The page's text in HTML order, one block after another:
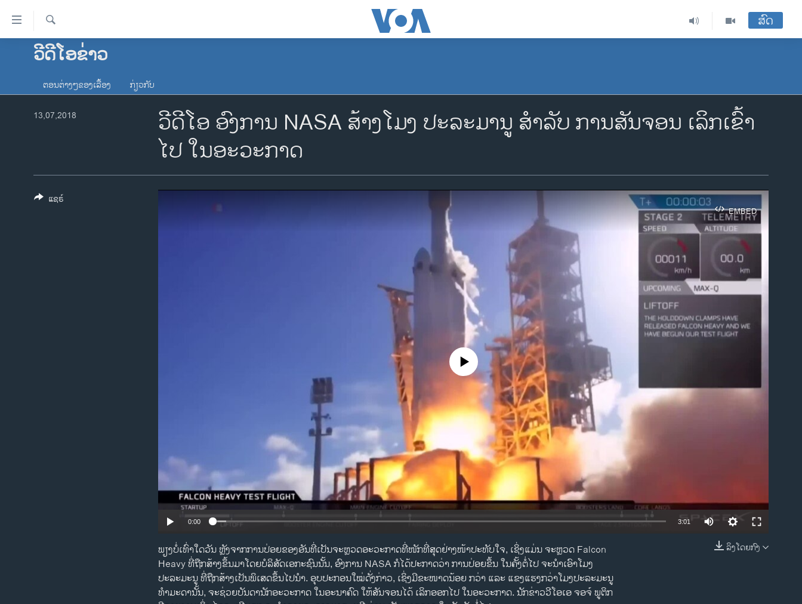
ລິ້ງ
ສຳຫລັບ
ຂ້າມ
ໂຮມເພຈ
ອາເມຣິກາ
ການເລືອກຕັ້ງ ປະທານາທີບໍດີ ສະຫະລັດ
ເອເຊຍ
ຄົ້ນຫາ
ສົດ
ວີດີໂອຂ່າວ
ຕອນຕ່າງໆຂອງເລື້ອງ ກ່ຽວກັບ
ວີດີໂອ ອົງການ NASA ສ້າງໂມງ ປະລະມານູ ສຳລັບ ການສັນຈອນ ເລິກເຂົ້າ
ໄປ ໃນອະວະກາດ
13,07,2018
EMBED
EMBED
No media source currently available
0:00 3:01
ລິງໂດຍກົງ
ພຽງບໍ່ເທົ່າໃດວັນ ຫຼັງຈາກການປ່ອຍຂອງອັນທີ່ເປັນຈະຫຼວດອະວະກາດທີ່ໜັກທີ່ສຸດຢ່າງໜ້າປະທັບໃຈ, ເຊິ່ງແມ່ນ ຈະຫຼວດ Falcon
Heavy ທີ່ຖືກສ້າງຂຶ້ນມາໂດຍບໍລິສັດເອກະຊົນນັ້ນ, ອົງການ NASA ກໍໄດ້ປະກາດວ່າ ການປ່ອຍຂຶ້ນ ໃນຄັ້ງຕໍ່ໄປ ຈະນຳເອົາໂມງ
ປະລະມະນູ ທີ່ຖືກສ້າງເປັນພິເສດຂຶ້ນໄປນຳ. ອຸບປະກອນໃໝ່ດັ່ງກ່າວ, ເຊິ່ງມີຂະໜາດນ້ອຍ ກວ່າ ແລະ ແຂງແຮງກວ່າໂມງປະລະມະນູ
ທຳມະດານັ້ນ, ຈະຊ່ວຍບັນດານັກອະວະກາດ ໃນອະນາຄົດ ໃຫ້ສັນຈອນໄດ້ ເລິກອອກໄປ ໃນອະວະກາດ. ນັກຂ່າວວີໂອເອ ຈອຈ໌ ພູຕິກ
ແຊຣ໌